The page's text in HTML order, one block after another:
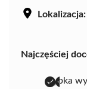
Lokalizacja:
Najczęściej
szybka